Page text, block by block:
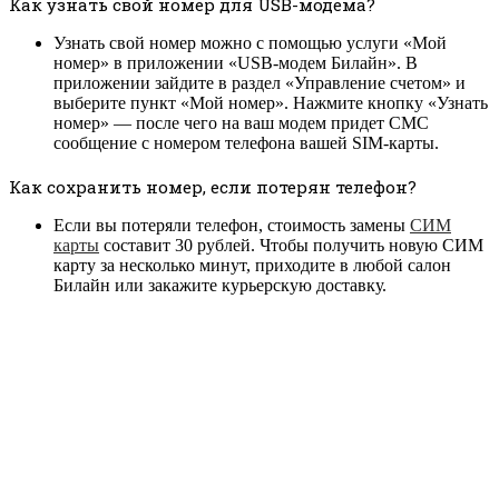
Как узнать свой номер для USB-модема?
Узнать свой номер можно с помощью услуги «Мой
номер» в приложении «USB-модем Билайн». В
приложении зайдите в раздел «Управление счетом» и
выберите пункт «Мой номер». Нажмите кнопку «Узнать
номер» — после чего на ваш модем придет СМС
сообщение с номером телефона вашей SIM-карты.
Как сохранить номер, если потерян телефон?
Если вы потеряли телефон, стоимость замены СИМ
карты составит 30 рублей. Чтобы получить новую СИМ
карту за несколько минут, приходите в любой салон
Билайн или закажите курьерскую доставку.